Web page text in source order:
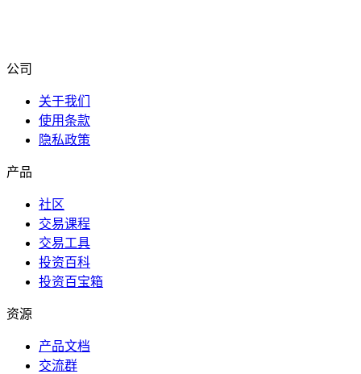
公司
关于我们
使用条款
隐私政策
产品
社区
交易课程
交易工具
投资百科
投资百宝箱
资源
产品文档
交流群